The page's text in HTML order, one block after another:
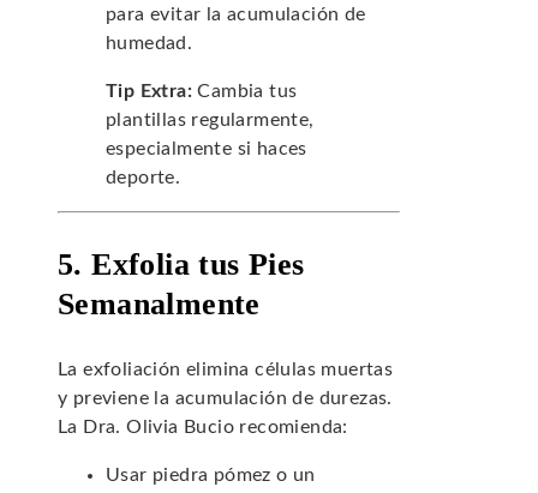
para evitar la acumulación de
humedad.
Tip Extra: Cambia tus
plantillas regularmente,
especialmente si haces
deporte.
5. Exfolia tus Pies
Semanalmente
La exfoliación elimina células muertas
y previene la acumulación de durezas.
La Dra. Olivia Bucio recomienda:
Usar piedra pómez o un